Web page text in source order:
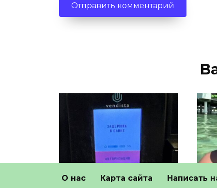
По всей России вышла
О нас Карта сайта Написать